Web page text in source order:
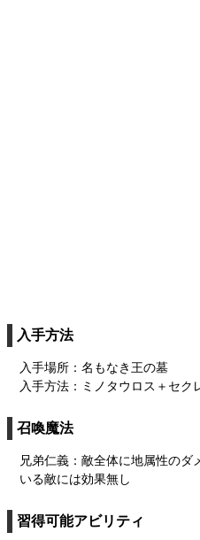
入手方法
入手場所：名もなき王の墓
入手方法：ミノタウロス＋セク
召喚魔法
兄弟仁義：敵全体に地属性の
いる敵には効果無し
習得可能アビリティ